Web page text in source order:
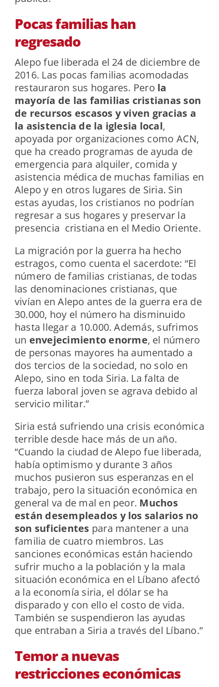
Pocas familias han
regresado
Alepo fue liberada el 24 de diciembre de
2016. Las pocas familias acomodadas
restauraron sus hogares. Pero la
mayoría de las familias cristianas son
de recursos escasos y viven gracias a
la asistencia de la iglesia local,
apoyada por organizaciones como ACN,
que ha creado programas de ayuda de
emergencia para alquiler, comida y
asistencia médica de muchas familias en
Alepo y en otros lugares de Siria. Sin
estas ayudas, los cristianos no podrían
regresar a sus hogares y preservar la
presencia cristiana en el Medio Oriente.
La migración por la guerra ha hecho
estragos, como cuenta el sacerdote: “El
número de familias cristianas, de todas
las denominaciones cristianas, que
vivían en Alepo antes de la guerra era de
30.000, hoy el número ha disminuido
hasta llegar a 10.000. Además, sufrimos
un envejecimiento enorme, el número
de personas mayores ha aumentado a
dos tercios de la sociedad, no solo en
Alepo, sino en toda Siria. La falta de
fuerza laboral joven se agrava debido al
servicio militar.”
Siria está sufriendo una crisis económica
terrible desde hace más de un año.
“Cuando la ciudad de Alepo fue liberada,
había optimismo y durante 3 años
muchos pusieron sus esperanzas en el
trabajo, pero la situación económica en
general va de mal en peor. Muchos
están desempleados y los salarios no
son suficientes para mantener a una
familia de cuatro miembros. Las
sanciones económicas están haciendo
sufrir mucho a la población y la mala
situación económica en el Líbano afectó
a la economía siria, el dólar se ha
disparado y con ello el costo de vida.
También se suspendieron las ayudas
que entraban a Siria a través del Líbano.”
Temor a nuevas
restricciones económicas